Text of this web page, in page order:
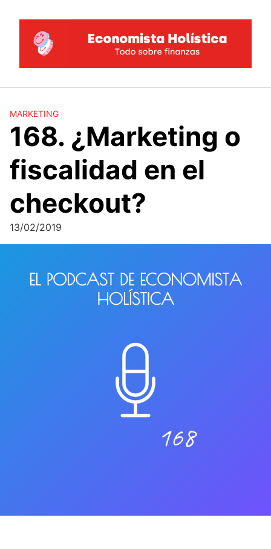
contenido
MARKETING
168. ¿Marketing o
fiscalidad en el
checkout?
13/02/2019